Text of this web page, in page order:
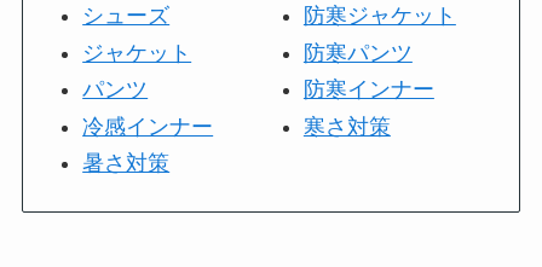
シューズ
ジャケット
パンツ
冷感インナー
暑さ対策
防寒ジャケット
防寒パンツ
防寒インナー
寒さ対策